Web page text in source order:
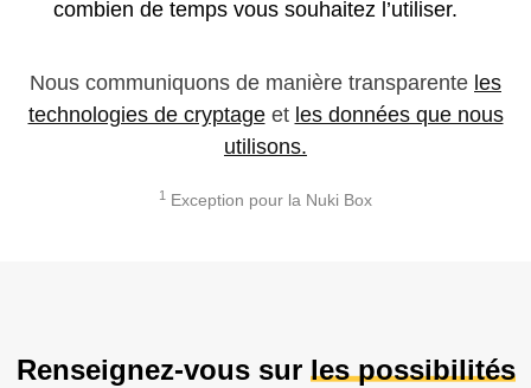
combien de temps vous souhaitez l’utiliser.
Nous communiquons de manière transparente les
technologies de cryptageet les données que nous
utilisons.
1 Exception pour la Nuki Box
Renseignez-vous sur les possibilités